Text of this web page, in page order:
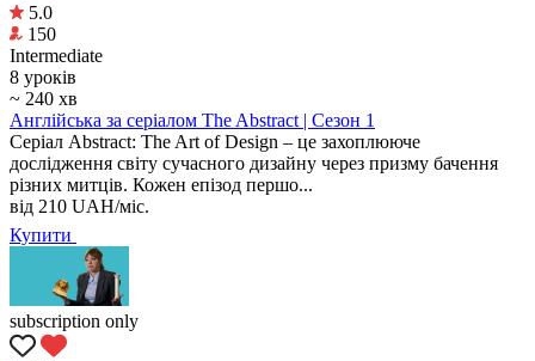
5.0
150
Intermediate
8 уроків
~ 240 хв
Англійська за серіалом The Abstract | Сезон 1
Серіал Abstract: The Art of Design – це захоплююче
дослідження світу сучасного дизайну через призму бачення
різних митців. Кожен епізод першо...
від 210 UAH/міс.
Купити
subscription only